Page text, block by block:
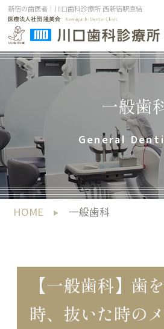
新宿の歯医者｜川口歯科診療所 西新宿駅直結
一般歯
General
HOME 一般歯科
【一般歯科】歯
時、抜いた時の